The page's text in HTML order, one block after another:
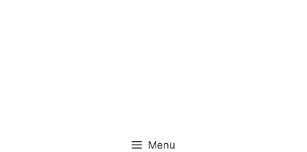
Menu